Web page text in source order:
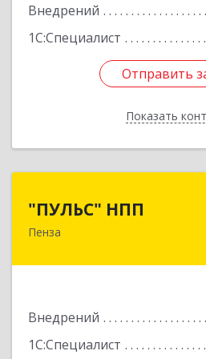
Внедрений
1С:Специалист
Отправить
Показать
Отправить
Назад
"ПУЛЬС" НПП
Пенза
Внедрений
1С:Специалист
440600, Пензенская обл,